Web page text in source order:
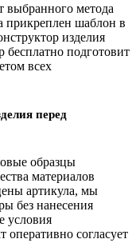
выбранного метода
прикреплен шаблон в
изделия
бесплатно подготовит
всех
перед
образцы
материалов
артикула, мы
без нанесения
условия
оперативно согласует